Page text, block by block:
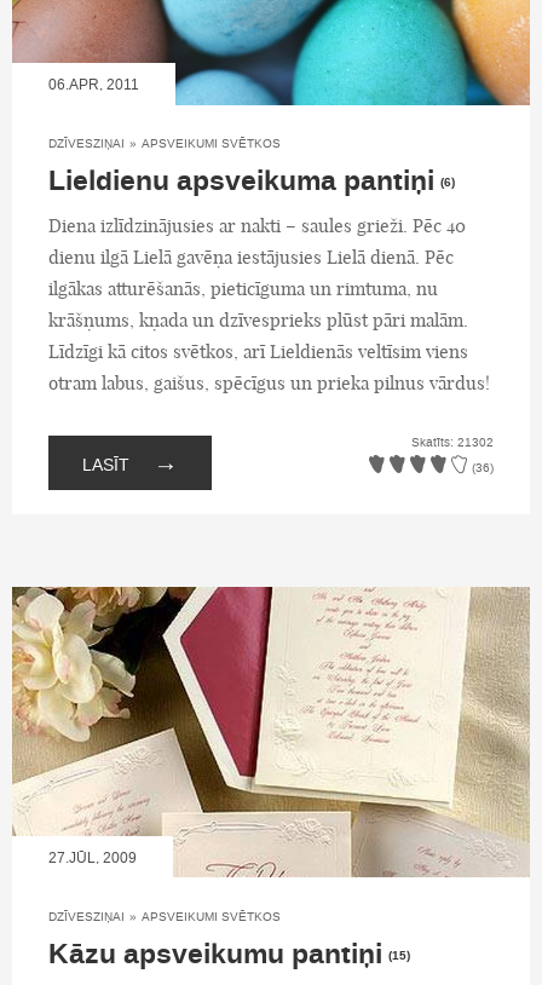
06.APR, 2011
DZĪVESZIŅAI » APSVEIKUMI SVĒTKOS
Lieldienu apsveikuma pantiņi (6)
Diena izlīdzinājusies ar nakti – saules grieži. Pēc 40
dienu ilgā Lielā gavēņa iestājusies Lielā dienā. Pēc
ilgākas atturēšanās, pieticīguma un rimtuma, nu
krāšņums, kņada un dzīvesprieks plūst pāri malām.
Līdzīgi kā citos svētkos, arī Lieldienās veltīsim viens
otram labus, gaišus, spēcīgus un prieka pilnus vārdus!
LASĪT →
Skatīts: 21302
(36)
27.JŪL, 2009
DZĪVESZIŅAI » APSVEIKUMI SVĒTKOS
Kāzu apsveikumu pantiņi (15)